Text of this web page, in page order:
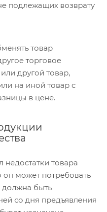
подлежащих возврату
товар
торговое
другой товар,
на иной товар с
в цене.
недостатки товара
он может потребовать
должна быть
со дня предъявления